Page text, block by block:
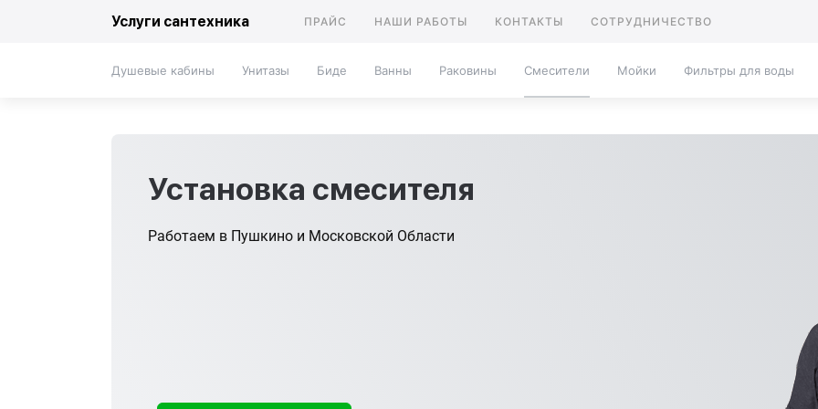
Услуги сантехника ПРАЙС НАШИ РАБОТЫ КОНТАКТЫ СОТРУДНИЧЕСТВО
Душевые кабины Унитазы Биде Ванны Раковины Смесители Мойки Фильтры для воды
Установка смесителя
Работаем в Пушкино и Московской Области